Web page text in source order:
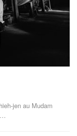
jen au Mudam